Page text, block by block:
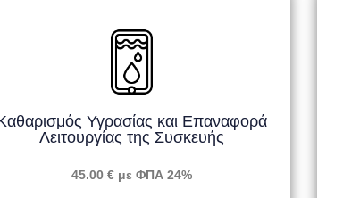
Υγρασίας και Επαναφορά
Λειτουργίας της Συσκευής
45.00 € με ΦΠΑ 24%